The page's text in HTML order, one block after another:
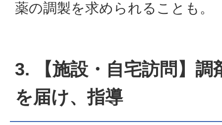
薬の調製を求められることも。
3. 【施設・自宅訪問】調
を届け、指導